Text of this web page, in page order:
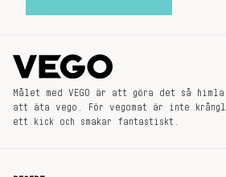
Målet med VEGO är att göra det så
att äta vego. För vegomat är inte
ett kick och smakar fantastiskt.